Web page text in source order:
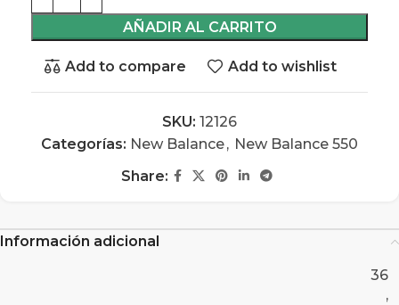
AÑADIR AL CARRITO
Add to compare Add to wishlist
SKU: 12126
Categorías: New Balance, New Balance 550
Share:
Información adicional
36
,